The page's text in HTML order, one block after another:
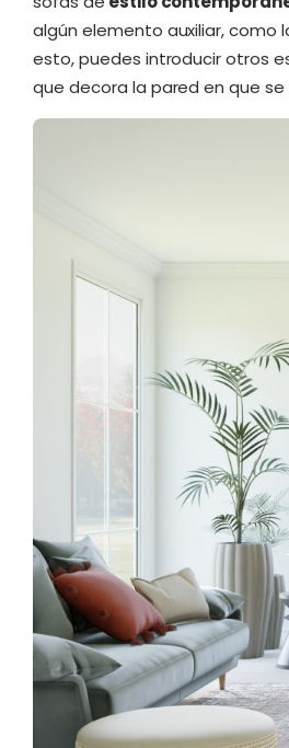
algún elemento auxiliar, como
esto, puedes introducir otros
que decora la pared en que